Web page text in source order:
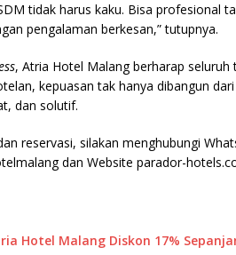
tidak harus kaku. Bisa profesional
pengalaman berkesan,” tutupnya.
, Atria Hotel Malang berharap
kepuasan tak hanya dibangun
dan solutif.
reservasi, silakan menghubungi
dan Website parador-
Hotel Malang Diskon 17%